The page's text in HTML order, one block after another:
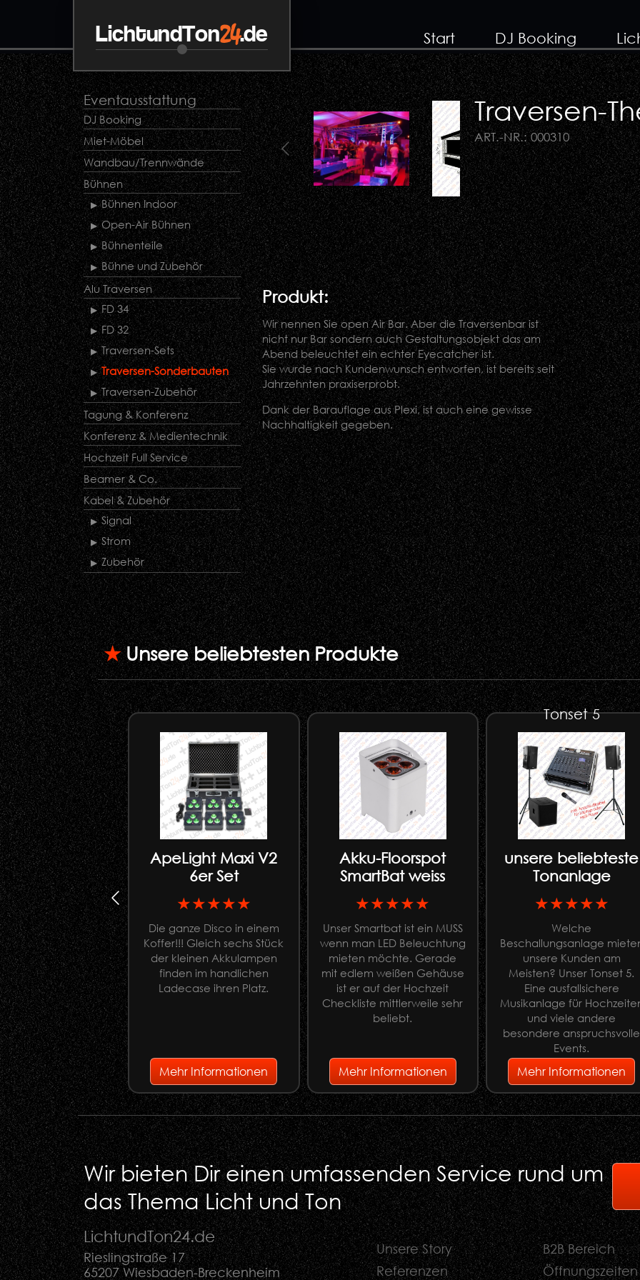
Start DJ Booking
LichtundTon24.de
Eventausstattung
DJ Booking
Miet-Möbel
Wandbau/Trennwände
Bühnen
Bühnen Indoor
Open-Air Bühnen
Bühnenteile
Bühne und Zubehör
Alu Traversen
FD 34
FD 32
Traversen-Sets
Traversen-Sonderbauten
Traversen-Zubehör
Tagung & Konferenz
Konferenz & Medientechnik
Hochzeit Full Service
Beamer & Co.
Kabel & Zubehör
Signal
Strom
Zubehör
Traversen-
ART.-NR.: 000310
Produkt:
Wir nennen Sie open Air Bar. Aber die Traversenbar ist
nicht nur Bar sondern auch Gestaltungsobjekt das am
Abend beleuchtet ein echter Eyecatcher ist.
Sie wurde nach Kundenwunsch entworfen, ist bereits seit
Jahrzehnten praxiserprobt.
Dank der Barauflage aus Plexi, ist auch eine gewisse
Nachhaltigkeit gegeben.
★Unsere beliebtesten Produkte
ApeLight Maxi V2
6er Set
★★★★★
Die ganze Disco in einem
Koffer!!! Gleich sechs Stück
der kleinen Akkulampen
finden im handlichen
Ladecase ihren Platz.
Mehr Informationen
Akku-Floorspot
SmartBat weiss
★★★★★
Unser Smartbat ist ein MUSS
wenn man LED Beleuchtung
mieten möchte. Gerade
mit edlem weißen Gehäuse
ist er auf der Hochzeit
Checkliste mittlerweile sehr
beliebt.
Mehr Informationen
Tonset 5
unsere beliebteste
Tonanlage
★★★★★
Welche
Beschallungsanlage
unsere Kunden am
Meisten? Unser Tonset 5.
Eine ausfallsichere
Musikanlage für
und viele andere
besondere anspruchsvolle
Events.
Mehr Informationen
Wir bieten Dir einen umfassenden Service rund um
das Thema Licht und Ton
LichtundTon24.de
Rieslingstraße 17
65207 Wiesbaden-Breckenheim
Unsere Story B2B Bereich
Referenzen
Öffnungszeiten